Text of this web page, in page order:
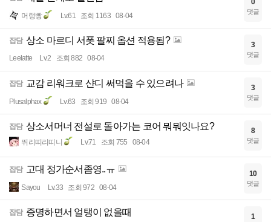
머랭빵 Lv.61 조회 1163 08-04
0
댓글
잡담 상소 마르디 서폿 팔찌 옵션 적용됨?
Leelatte Lv.2 조회 882 08-04
3
댓글
잡담 교감 리워크로 샨디 써먹을 수 있으려나
Plusalphax Lv.63 조회 919 08-04
3
댓글
잡담 상소서머너 전설로 돌아가는 코어 뭐뭐잇나요?
뛰리띠리띠니 Lv.71 조회 755 08-04
8
댓글
잡담 고대 정가순서좀영..ㅠ
Sayou Lv.33 조회 972 08-04
10
댓글
잡담 증명하면서 얼탱이 없을때 1